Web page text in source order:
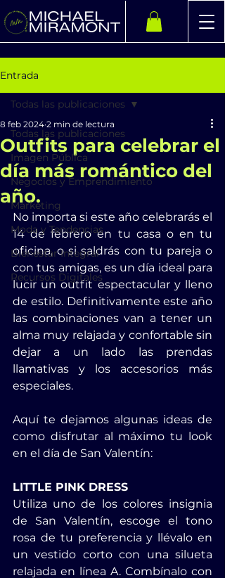
Entrada
Todas las publicaciones
Imagen Pública
Negocios y Emprendimiento
Marketing
Moda y Tendencias
Bienestar Integral
Recursos Digitales
Todas las publicaciones
Outfits para celebrar el
día más romántico del
año.
8 feb 2024 2 min de lectura
No importa si este año celebrarás el
14 de febrero en tu casa o en tu
oficina, o si saldrás con tu pareja o
con tus amigas, es un día ideal para
lucir un outfit espectacular y lleno
de estilo. Definitivamente este año
las combinaciones van a tener un
alma muy relajada y confortable sin
dejar a un lado las prendas
llamativas y los accesorios más
especiales.
Aquí te dejamos algunas ideas de
como disfrutar al máximo tu look
en el día de San Valentín:
LITTLE PINK DRESS
Utiliza uno de los colores insignia
de San Valentín, escoge el tono
rosa de tu preferencia y llévalo en
un vestido corto con una silueta
relajada en línea A. Combínalo con